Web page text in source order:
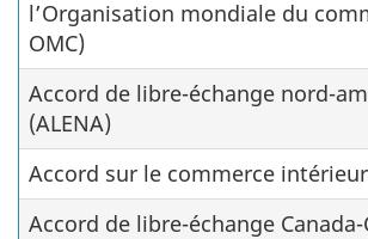
l’Organisation mondiale du
OMC)
Accord de libre-échange nord-
(ALENA)
Accord sur le commerce
Accord de libre-échange Canada-